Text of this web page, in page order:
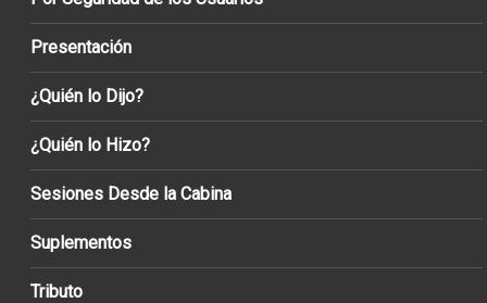
Presentación
¿Quién lo Dijo?
¿Quién lo Hizo?
Sesiones Desde la Cabina
Suplementos
Tributo